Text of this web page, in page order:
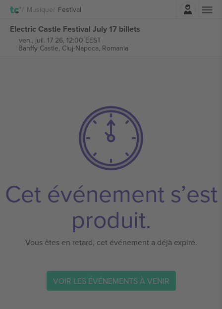
Musique Festival
Electric Castle Festival July 17 billets
ven., juil. 17 26, 12:00 EEST
Banffy Castle, Cluj-Napoca, Romania
Cet événement s’est
produit.
Vous êtes en retard, cet événement a déjà expiré.
VOIR LES ÉVÉNEMENTS À VENIR